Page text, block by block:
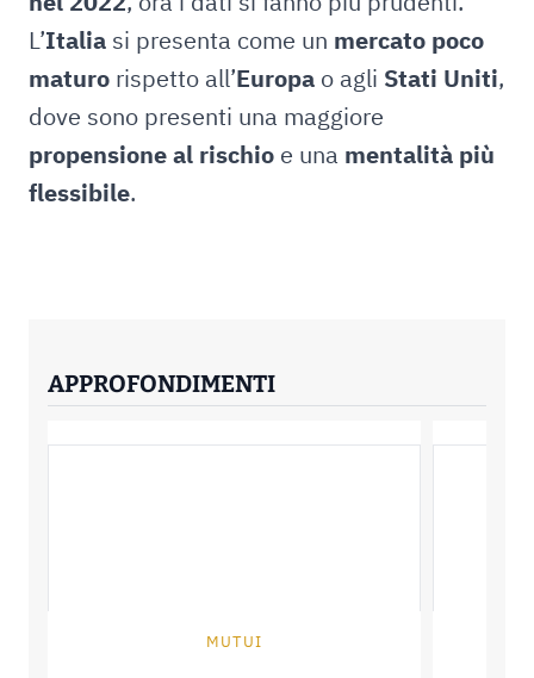
L’Italia si presenta come un mercato poco
maturo rispetto all’Europa o agli Stati Uniti,
dove sono presenti una maggiore
propensione al rischio e una mentalità più
flessibile.
APPROFONDIMENTI
MUTUI